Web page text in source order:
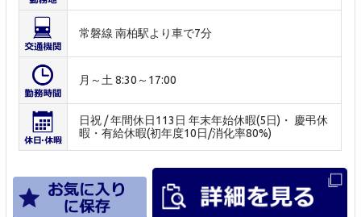
常磐線 南柏駅より車で7分
月～土 8:30～17:00
日祝 / 年間休日113日 年末年始休暇(5日)・ 慶弔休
暇・有給休暇(初年度10日/消化率80%)